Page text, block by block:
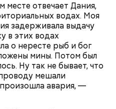
месте отвечает Дания,
водах. Моя
задерживала выдачу
в этих водах
о нересте рыб и бог
мины. Потом был
Ну так не бывает, что
мешали
авария, —